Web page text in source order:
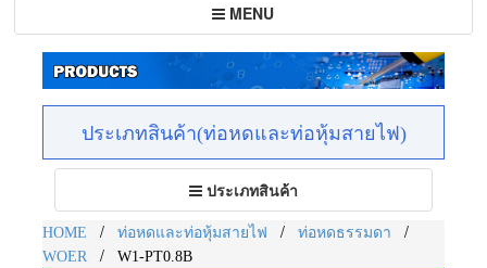
Toggle
navigation
MENU
ประเภทสินค้า(ท่อหดและท่อหุ้มสายไฟ)
Toggle
navigation
ประเภทสินค้า
HOME / ท่อหดและท่อหุ้มสายไฟ / ท่อหดธรรมดา /
WOER / W1-PT0.8B